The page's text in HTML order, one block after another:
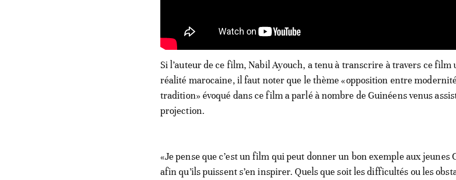
Si l’auteur de ce film, Nabil Ayouch, a tenu à transcrire à travers ce film
réalité marocaine, il faut noter que le thème «opposition entre
tradition» évoqué dans ce film a parlé à nombre de Guinéens venus
projection.
«Je pense que c’est un film qui peut donner un bon exemple aux jeunes
afin qu’ils puissent s’en inspirer. Quels que soit les difficultés ou les